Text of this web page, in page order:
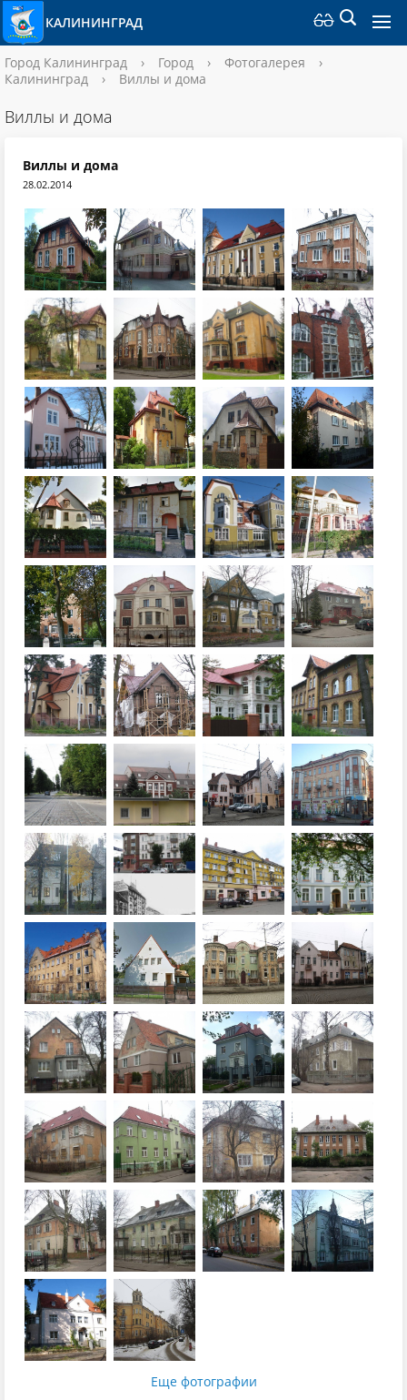
КАЛИНИНГРАД
Город Калининград › Город › Фотогалерея
›
Калининград
› Виллы и дома
Виллы и дома
Виллы и дома
28.02.2014
Еще фотографии